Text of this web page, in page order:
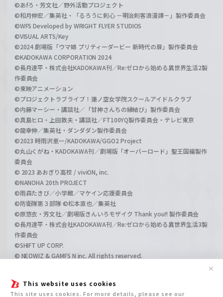
This website uses cookies
This site uses cookies. For more details, please see our
✕
©あfろ・芳文社／野外活動プロジェクト
©和月伸宏／集英社・「るろうに剣心 －明治剣客浪漫譚－」製作委員会
©WFS Developed by WRIGHT FLYER STUDIOS
©VISUAL ARTS/Key
©2024 劇場版「ウマ娘 プリティーダービー 新時代の扉」製作委員会
©KADOKAWA CORPORATION 2024
©長月達平・株式会社KADOKAWA刊／Re:ゼロから始める異世界生活2製
作委員会
©東映アニメーション
©プロジェクトラブライブ！蓮ノ空女学院スクールアイドルクラブ
©内藤マーシー・講談社／「甘神さんちの縁結び」製作委員会
©真島ヒロ・上田敦夫・講談社／FT100YQ製作委員会・テレビ東京
©龍幸伸／集英社・ダンダダン製作委員会
©2023 時雨沢恵一/KADOKAWA/GGO2 Project
©丸山くがね・KADOKAWA刊／劇場版「オーバーロード」聖王国編製作
委員会
© 2023 あおぎり高校 / viviON, inc.
©NANOHA 20th PROJECT
©雨森たきび／小学館／マケイン応援委員会
©防衛隊第３部隊 ©松本直也／集英社
©原悠衣・芳文社／劇場版きんいろモザイク Thank you!! 製作委員会
©長月達平・株式会社KADOKAWA刊／Re:ゼロから始める異世界生活3製
作委員会
©SHIFT UP CORP.
© NEOWIZ & GAMFS N inc. All rights reserved.
©GIRLS und PANZER Film Projekt